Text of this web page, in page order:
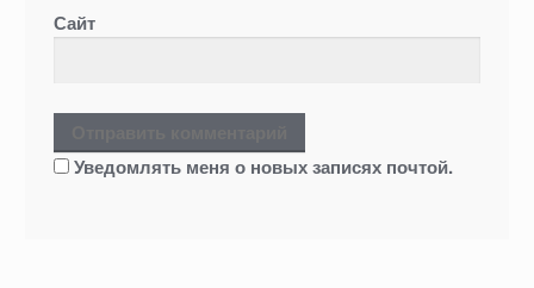
Сайт
Уведомлять меня о новых записях почтой.